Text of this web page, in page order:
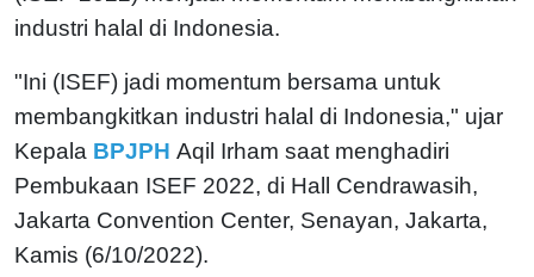
industri halal di Indonesia.
"Ini (ISEF) jadi momentum bersama untuk
membangkitkan industri halal di Indonesia," ujar
Kepala BPJPH Aqil Irham saat menghadiri
Pembukaan ISEF 2022, di Hall Cendrawasih,
Jakarta Convention Center, Senayan, Jakarta,
Kamis (6/10/2022).